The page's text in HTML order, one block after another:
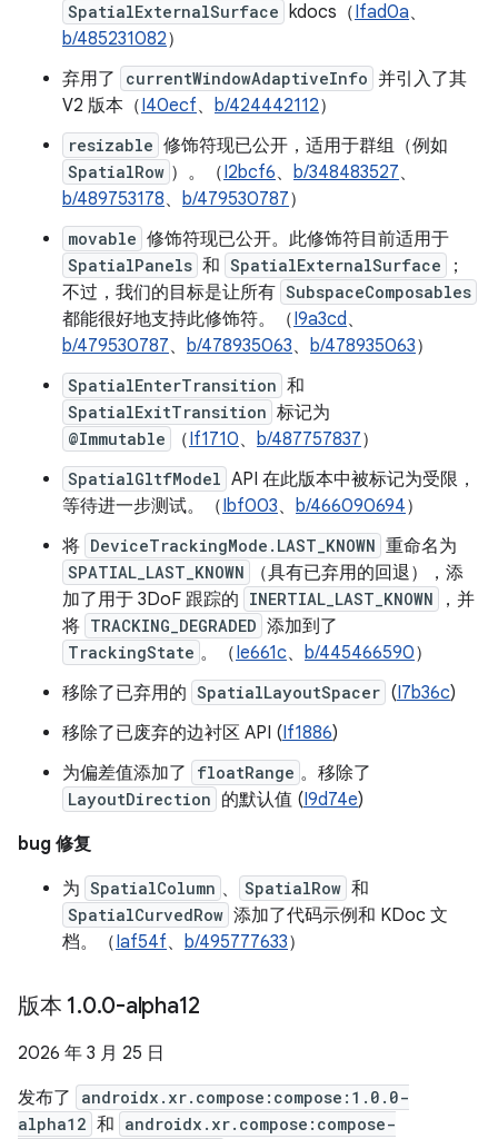
SpatialExternalSurface kdocs（Ifad0a、
b/485231082）
弃用了
currentWindowAdaptiveInfo 并引入了其
V2 版本（I40ecf、 b/424442112）
resizable 修饰符现已公开，适用于群组（例如
SpatialRow ）。（I2bcf6、 b/348483527、
b/489753178、 b/479530787）
movable 修饰符现已公开。此修饰符目前适用于
SpatialPanels 和 SpatialExternalSurface
；
不过，我们的目标是让所有 SubspaceComposables
都能很好地支持此修饰符。（I9a3cd、
b/479530787、 b/478935063、 b/478935063）
SpatialEnterTransition 和
SpatialExitTransition 标记为
@Immutable （If1710、 b/487757837）
SpatialGltfModel API 在此版本中被标记为受限，
等待进一步测试。（Ibf003、 b/466090694）
将 DeviceTrackingMode.LAST_KNOWN 重命名为
SPATIAL_LAST_KNOWN
（具有已弃用的回退），添
加了用于 3DoF 跟踪的 INERTIAL_LAST_KNOWN
，并
将 TRACKING_DEGRADED 添加到了
TrackingState 。（Ie661c、 b/445466590）
移除了已弃用的 SpatialLayoutSpacer (I7b36c)
移除了已废弃的边衬区 API (If1886)
为偏差值添加了
floatRange 。移除了
LayoutDirection 的默认值 (I9d74e)
bug 修复
为 SpatialColumn 、 SpatialRow 和
SpatialCurvedRow 添加了代码示例和 KDoc 文
档。（Iaf54f、 b/495777633）
版本 1.0.0-alpha12
2026 年 3 月 25 日
发布了
androidx.xr.compose:compose:1.0.0-
alpha12 和 androidx.xr.compose:compose-